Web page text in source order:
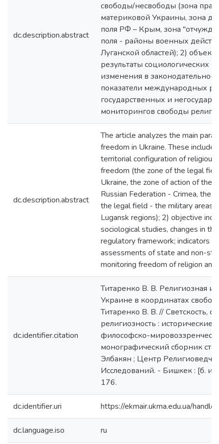
dc.description.abstract
свободы/несвободы (зона
материковой Украины, зона
поля РФ – Крым, зона
поля - районы военных
Луганской областей); 2)
результаты социологических
изменения в законодательно-
показатели международных
государственных и
мониторингов свободы
dc.description.abstract
The article analyzes the main
freedom in Ukraine. These
territorial configuration of
freedom (the zone of the legal
Ukraine, the zone of action of the
Russian Federation - Crimea, the
the legal field - the military areas
Lugansk regions); 2) objective
sociological studies, changes in
regulatory framework; indicators
assessments of state and non-
monitoring freedom of religion and
dc.identifier.citation
Титаренко В. В. Религиозная
Украине в координатах
Титаренко В. В. // Светскость,
религиозность :
философско-
монографический сборник
Элбакян ; Центр
Исследований. - Бишкек : [б.
176.
dc.identifier.uri https://ekmair.ukma.edu.ua/
dc.language.iso ru